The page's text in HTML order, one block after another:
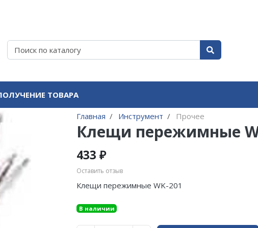
ТОВАРА
Главная Инструмент Прочее
Клещи пережимные
433 ₽
Оставить отзыв
Клещи пережимные WK-201
В наличии